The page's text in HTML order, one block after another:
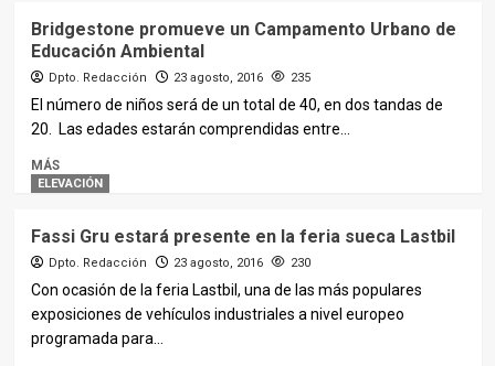
Bridgestone promueve un Campamento Urbano de
Educación Ambiental
Dpto. Redacción 23 agosto, 2016 235
El número de niños será de un total de 40, en dos tandas de
20. Las edades estarán comprendidas entre...
MÁS
ELEVACIÓN
Fassi Gru estará presente en la feria sueca Lastbil
Dpto. Redacción 23 agosto, 2016 230
Con ocasión de la feria Lastbil, una de las más populares
exposiciones de vehículos industriales a nivel europeo
programada para...